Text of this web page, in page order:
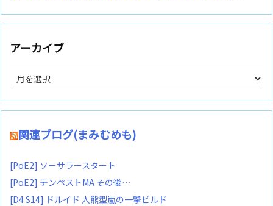
アーカイブ
ア
ー
カ
イ
関連ブログ(まみむめも)
[PoE2] ソーサラースタート
[PoE2] テンペストMA その後…
[D4 S14] ドルイド 人熊型嵐の一撃ビルド